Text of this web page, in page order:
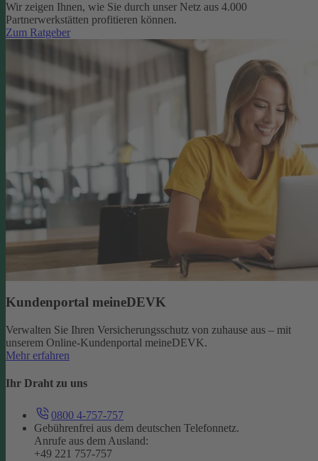
Wir zeigen Ihnen, wie Sie durch unser Netz aus 4.000
Partnerwerkstätten profitieren können.
Zum Ratgeber
Kundenportal meineDEVK
Verwalten Sie Ihren Versicherungsschutz von zuhause aus – mit
unserem Online-Kundenportal meineDEVK.
Mehr erfahren
Ihr Draht zu uns
0800 4-757-757
Gebührenfrei aus dem deutschen Telefonnetz.
Anrufe aus dem Ausland:
+49 221 757-757